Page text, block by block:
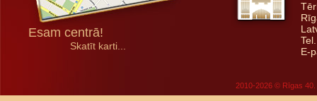
Esam centrā!
Skatīt karti...
E-
2010-2026 © Rīgas